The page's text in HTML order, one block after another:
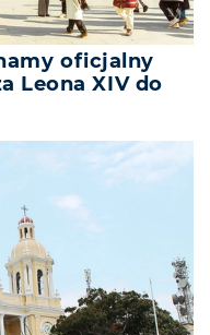
oficjalny
Leona XIV do